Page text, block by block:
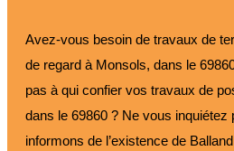
Avez-vous besoin de travaux de
de regard à Monsols, dans le
pas à qui confier vos travaux de
dans le 69860 ? Ne vous inquiétez
informons de l’existence de